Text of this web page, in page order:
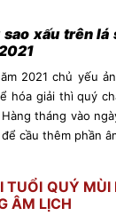
xấu trên
2021 chủ yếu
hóa giải thì quý
tháng vào
cầu thêm phần
TUỔI QUÝ
ÂM LỊCH